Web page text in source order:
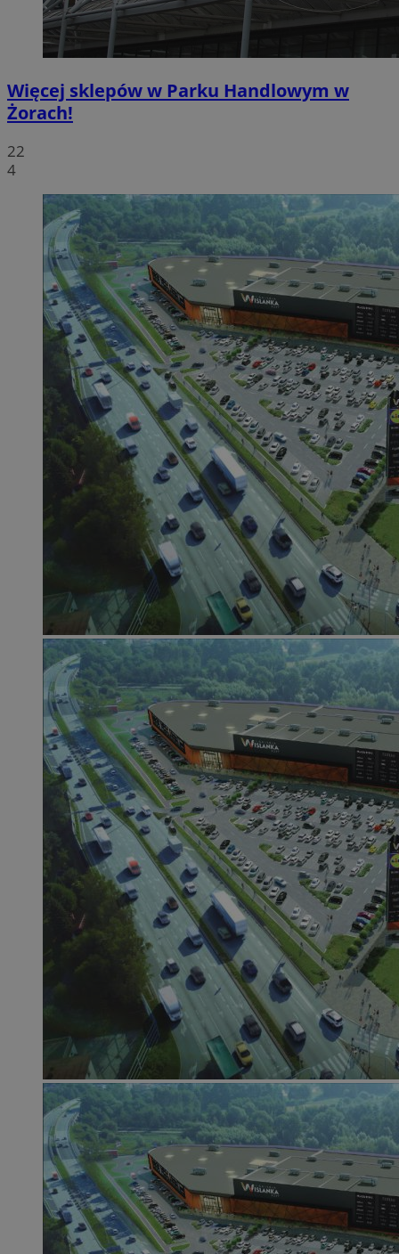
Więcej sklepów w Parku Handlowym w
Żorach!
22
4